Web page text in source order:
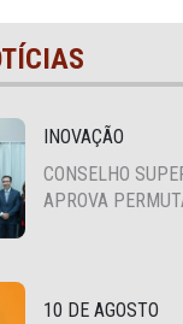
INOVAÇÃO
CONSELHO
APROVA
10 DE AGOSTO